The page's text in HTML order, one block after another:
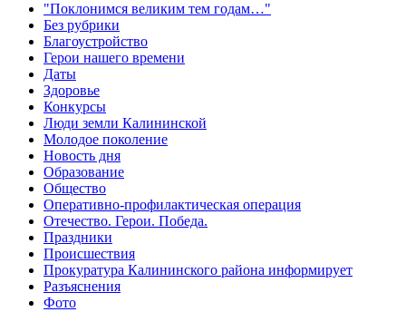
"Поклонимся великим тем годам…"
Без рубрики
Благоустройство
Герои нашего времени
Даты
Здоровье
Конкурсы
Люди земли Калининской
Молодое поколение
Новость дня
Образование
Общество
Оперативно-профилактическая операция
Отечество. Герои. Победа.
Праздники
Происшествия
Прокуратура Калининского района информирует
Разъяснения
Фото